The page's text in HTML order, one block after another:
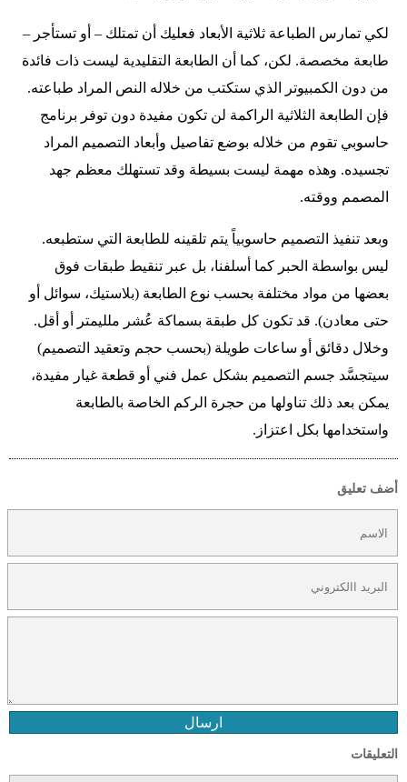
لكي تمارس الطباعة ثلاثية الأبعاد فعليك أن تمتلك – أو تستأجر –
طابعة مخصصة. لكن، كما أن الطابعة التقليدية ليست ذات فائدة
من دون الكمبيوتر الذي ستكتب من خلاله النص المراد طباعته.
فإن الطابعة الثلاثية الراكمة لن تكون مفيدة دون توفر برنامج
حاسوبي تقوم من خلاله بوضع تفاصيل وأبعاد التصميم المراد
تجسيده. وهذه مهمة ليست بسيطة وقد تستهلك معظم جهد
المصمم ووقته.
وبعد تنفيذ التصميم حاسوبياً يتم تلقينه للطابعة التي ستطبعه.
ليس بواسطة الحبر كما أسلفنا، بل عبر تنقيط طبقات فوق
بعضها من مواد مختلفة بحسب نوع الطابعة (بلاستيك، سوائل أو
حتى معادن). قد تكون كل طبقة بسماكة عُشر ملليمتر أو أقل.
وخلال دقائق أو ساعات طويلة (بحسب حجم وتعقيد التصميم)
سيتجسَّد جسم التصميم بشكل عمل فني أو قطعة غيار مفيدة،
يمكن بعد ذلك تناولها من حجرة الركم الخاصة بالطابعة
واستخدامها بكل اعتزاز.
أضف تعليق
ارسال
التعليقات